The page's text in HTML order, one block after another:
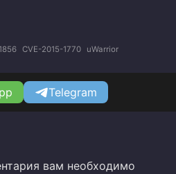
CVE-2015-1770 uWarrior
Telegram
вам необходимо